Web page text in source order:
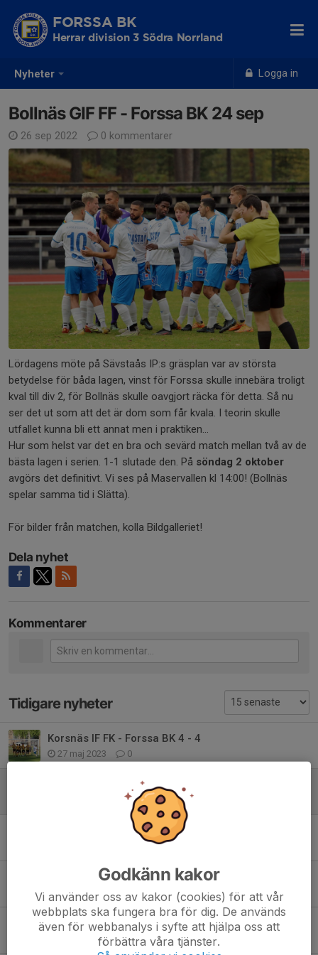
Nyheter Logga in
FORSSA BK
Herrar division 3 Södra Norrland
Bollnäs GIF FF - Forssa BK 24 sep
26 sep 2022 0 kommentarer
Lördagens möte på Sävstaås IP:s gräsplan var av största
betydelse för båda lagen, vinst för Forssa skulle innebära troligt
kval till div 2, för Bollnäs skulle oavgjort räcka för detta. Så nu
ser det ut som att det är dom som får kvala. I teorin skulle
utfallet kunna bli ett annat men i praktiken...
Hur som helst var det en bra och sevärd match mellan två av de
bästa lagen i serien. 1-1 slutade den. På söndag 2 oktober
avgörs det definitivt. Vi ses på Maservallen kl 14:00! (Bollnäs
spelar samma tid i Slätta).
För bilder från matchen, kolla Bildgalleriet!
Dela nyhet
Kommentarer
Tidigare nyheter
Korsnäs IF FK - Forssa BK 4 - 4
27 maj 2023 0
Bollnäs GIF FF - Forssa BK 24 sep
0
FBK - Västerfärnebo 10 september
Söderhamns FF - Forssa BK 26/6 2022
26 jun 2022
Årsunda IF-Forssa BK 4-2
10 jun 2022 0
Godkänn kakor
Vi använder oss av kakor (cookies) för att vår
webbplats ska fungera bra för dig. De används
även för webbanalys i syfte att hjälpa oss att
förbättra våra tjänster.